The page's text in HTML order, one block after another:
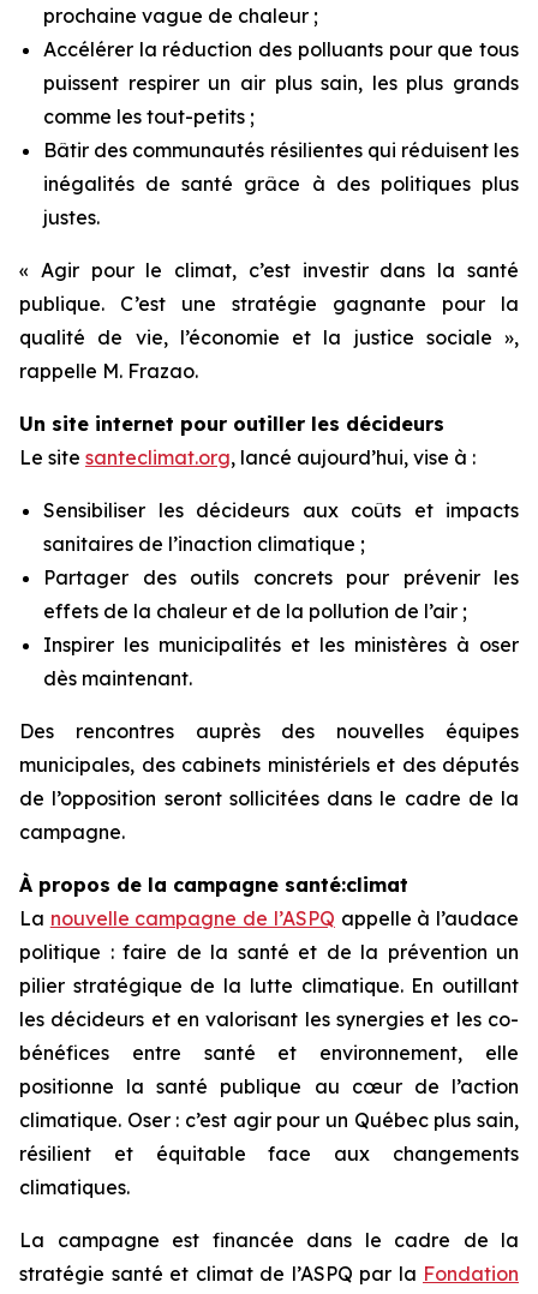
prochaine vague de chaleur ;
Accélérer la réduction des polluants pour que tous
puissent respirer un air plus sain, les plus grands
comme les tout-petits ;
Bâtir des communautés résilientes qui réduisent les
inégalités de santé grâce à des politiques plus
justes.
« Agir pour le climat, c’est investir dans la santé
publique. C’est une stratégie gagnante pour la
qualité de vie, l’économie et la justice sociale »,
rappelle M. Frazao.
Un site internet pour outiller les décideurs
Le site santeclimat.org, lancé aujourd’hui, vise à :
Sensibiliser les décideurs aux coûts et impacts
sanitaires de l’inaction climatique ;
Partager des outils concrets pour prévenir les
effets de la chaleur et de la pollution de l’air ;
Inspirer les municipalités et les ministères à oser
dès maintenant.
Des rencontres auprès des nouvelles équipes
municipales, des cabinets ministériels et des députés
de l’opposition seront sollicitées dans le cadre de la
campagne.
À propos de la campagne santé:climat
La nouvelle campagne de l’ASPQ appelle à l’audace
politique : faire de la santé et de la prévention un
pilier stratégique de la lutte climatique. En outillant
les décideurs et en valorisant les synergies et les co-
bénéfices entre santé et environnement, elle
positionne la santé publique au cœur de l’action
climatique. Oser : c’est agir pour un Québec plus sain,
résilient et équitable face aux changements
climatiques.
La campagne est financée dans le cadre de la
stratégie santé et climat de l’ASPQ par la Fondation